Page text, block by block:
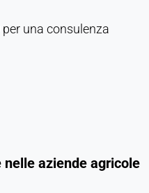
una consulenza
aziende agricole